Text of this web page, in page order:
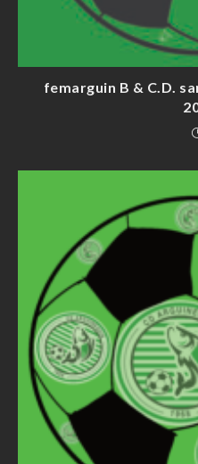
femarguin B & C.D.